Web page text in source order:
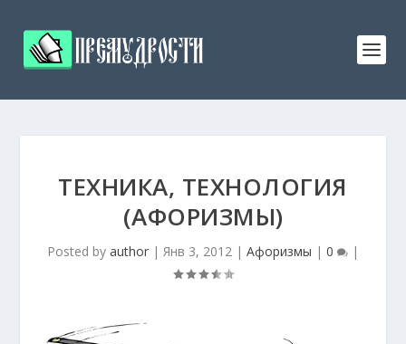
ТЕХНИКА, ТЕХНОЛОГИЯ
(АФОРИЗМЫ)
Posted by author | Янв 3, 2012 | Афоризмы | 0 |